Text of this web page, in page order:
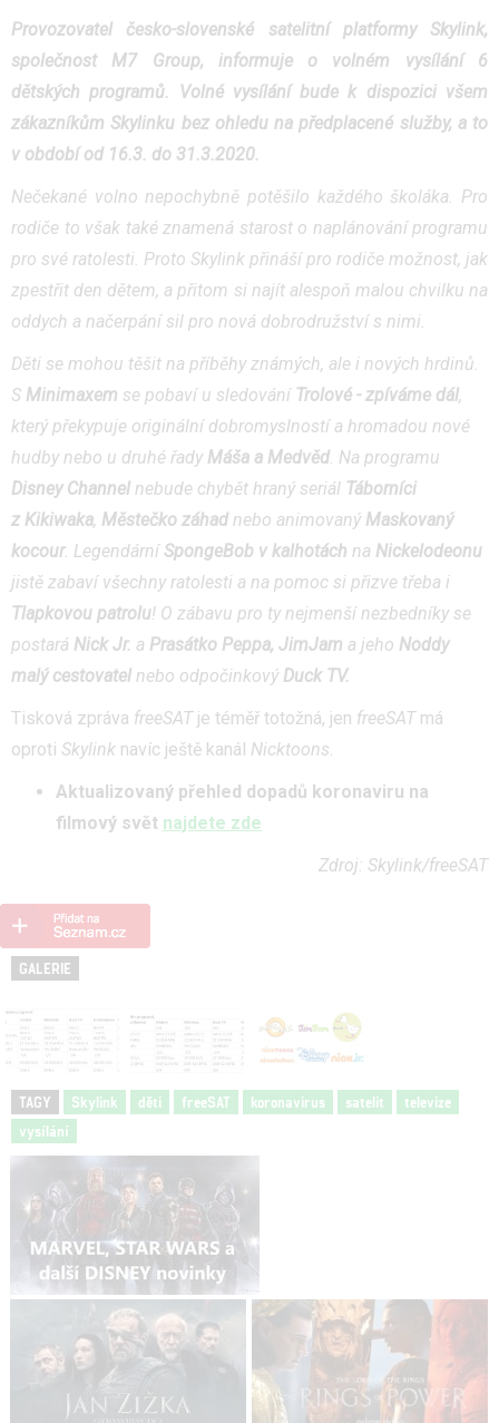
Provozovatel česko-slovenské satelitní platformy Skylink,
společnost M7 Group, informuje o volném vysílání 6
dětských programů. Volné vysílání bude k dispozici všem
zákazníkům Skylinku bez ohledu na předplacené služby, a to
v období od 16.3. do 31.3.2020.
Nečekané volno nepochybně potěšilo každého školáka. Pro
rodiče to však také znamená starost o naplánování programu
pro své ratolesti. Proto Skylink přináší pro rodiče možnost, jak
zpestřit den dětem, a přitom si najít alespoň malou chvilku na
oddych a načerpání sil pro nová dobrodružství s nimi.
Děti se mohou těšit na příběhy známých, ale i nových hrdinů.
S Minimaxem se pobaví u sledování Trolové - zpíváme dál,
který překypuje originální dobromyslností a hromadou nové
hudby nebo u druhé řady Máša a Medvěd. Na programu
Disney Channel nebude chybět hraný seriál Táborníci
z Kikiwaka, Městečko záhad nebo animovaný Maskovaný
kocour. Legendární SpongeBob v kalhotách na Nickelodeonu
jistě zabaví všechny ratolesti a na pomoc si přizve třeba i
Tlapkovou patrolu! O zábavu pro ty nejmenší nezbedníky se
postará Nick Jr. a Prasátko Peppa, JimJam a jeho Noddy
malý cestovatel nebo odpočinkový Duck TV.
Tisková zpráva freeSAT je téměř totožná, jen freeSAT má
oproti Skylink navíc ještě kanál Nicktoons.
Aktualizovaný přehled dopadů koronaviru na
filmový svět najdete zde
Zdroj: Skylink/freeSAT
GALERIE
TAGY Skylink děti freeSAT koronavirus satelit
televize
vysílání